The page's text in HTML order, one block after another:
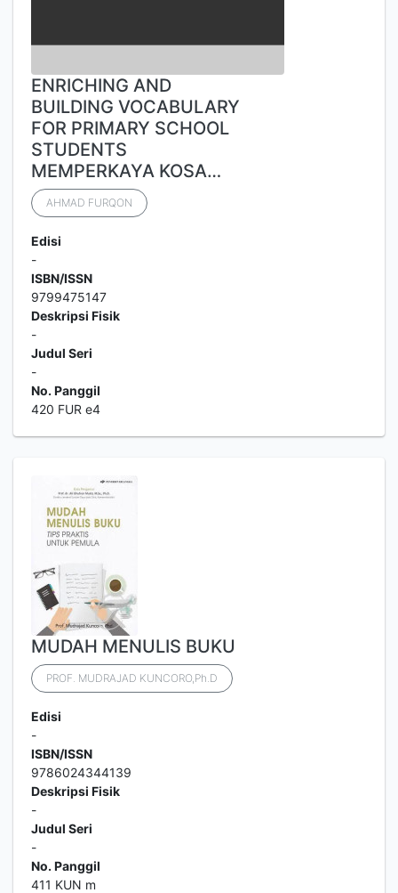
ENRICHING AND
BUILDING VOCABULARY
FOR PRIMARY SCHOOL
STUDENTS
MEMPERKAYA KOSA…
AHMAD FURQON
Edisi
-
ISBN/ISSN
9799475147
Deskripsi Fisik
-
Judul Seri
-
No. Panggil
420 FUR e4
MUDAH MENULIS BUKU
PROF. MUDRAJAD KUNCORO,Ph.D
Edisi
-
ISBN/ISSN
9786024344139
Deskripsi Fisik
-
Judul Seri
-
No. Panggil
411 KUN m